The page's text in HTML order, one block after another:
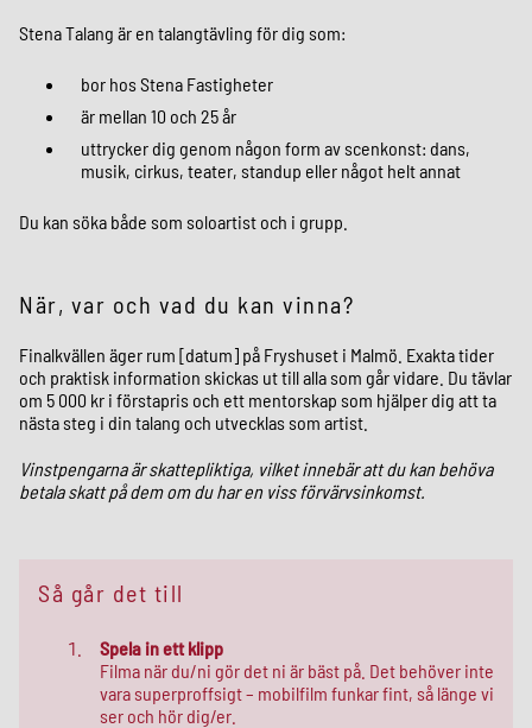
Stena Talang är en talangtävling för dig som:
bor hos Stena Fastigheter
är mellan 10 och 25 år
uttrycker dig genom någon form av scenkonst: dans,
musik, cirkus, teater, standup eller något helt annat
Du kan söka både som soloartist och i grupp.
När, var och vad du kan vinna?
Finalkvällen äger rum [datum] på Fryshuset i Malmö. Exakta tider
och praktisk information skickas ut till alla som går vidare. Du tävlar
om 5 000 kr i förstapris och ett mentorskap som hjälper dig att ta
nästa steg i din talang och utvecklas som artist.
Vinstpengarna är skattepliktiga, vilket innebär att du kan behöva
betala skatt på dem om du har en viss förvärvsinkomst.
Så går det till
Spela in ett klipp
Filma när du/ni gör det ni är bäst på. Det behöver inte
vara superproffsigt – mobilfilm funkar fint, så länge vi
ser och hör dig/er.